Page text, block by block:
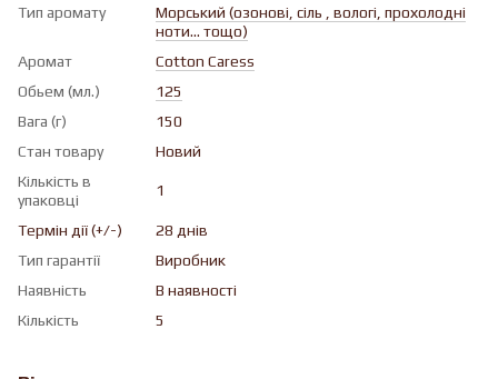
Тип аромату
Морський (озонові, cіль , вологі, прохолодні
ноти... тощо)
Аромат
Cotton Caress
Обьем (мл.)
125
Вага (г)
150
Стан товару
Новий
Кількість в
упаковці
1
Термін дії (+/-)
28 днів
Тип гарантії
Виробник
Наявність
В наявності
Кількість
5